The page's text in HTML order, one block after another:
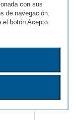
con sus
de navegación.
el botón Acepto.